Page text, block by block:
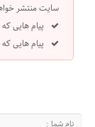
سایت منتشر
پیام هایی
پیام هایی